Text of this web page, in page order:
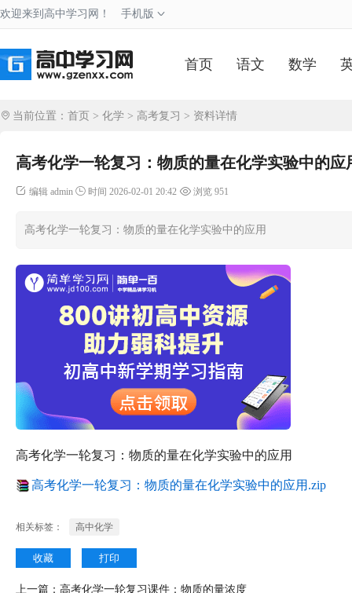
欢迎来到高中学习网！ 手机版
首页 语文 数学
当前位置： 首页 > 化学 > 高考复习 > 资料详情
高考化学一轮复习：物质的量在化学实验中的应
编辑 admin 时间 2026-02-01 20:42 浏览 951
高考化学一轮复习：物质的量在化学实验中的应用
高考化学一轮复习：物质的量在化学实验中的应用
高考化学一轮复习：物质的量在化学实验中的应用.zip
相关标签： 高中化学
收藏 打印
上一篇： 高考化学一轮复习课件：物质的量浓度